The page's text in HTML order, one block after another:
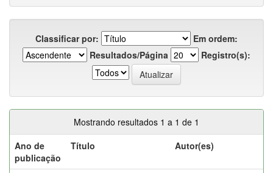
Classificar por:
Em ordem:
Resultados/Página
Registro(s):
Mostrando resultados 1 a 1 de 1
Ano de
publicação
Título Autor(es)